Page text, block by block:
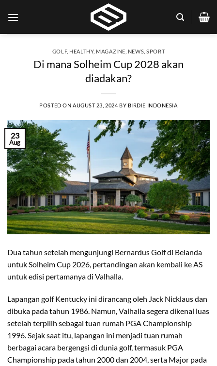
GOLF, HEALTHY, MAGAZINE NEWS ,SPORT
Di mana Solheim Cup 2028 akan
diadakan?
POSTED ON AUGUST 23, 2024 BY BIRDIE INDONESIA
23
Aug
Dua tahun setelah mengunjungi Bernardus Golf di Belanda
untuk Solheim Cup 2026, pertandingan akan kembali ke AS
untuk edisi pertamanya di Valhalla.
Lapangan golf Kentucky ini dirancang oleh Jack Nicklaus dan
dibuka pada tahun 1986. Namun, Valhalla segera dikenal luas
setelah terpilih sebagai tuan rumah PGA Championship
1996. Sejak saat itu, lapangan ini menjadi tuan rumah
berbagai acara bergengsi di dunia golf, termasuk PGA
Championship pada tahun 2000 dan 2004, serta Major pada